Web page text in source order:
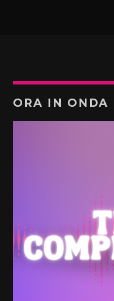
ORA IN ONDA